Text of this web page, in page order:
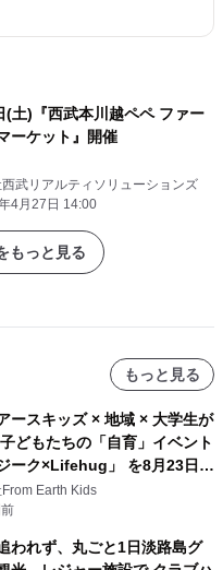
(土)『西武本川越ペペ ファー
ーケット』開催
武リアルティソリューションズ
4月27日 14:00
もっと見る
もっと見る
ースキッズ × 地域 × 大学生が
どもたちの「自育」イベント
ジーク×Lifehug」 を8月23日
Earth Kids
われず、丸ごと1日淡路島グ